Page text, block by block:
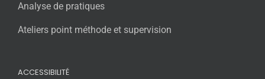
Analyse de pratiques
Ateliers point méthode et supervision
ACCESSIBILITÉ